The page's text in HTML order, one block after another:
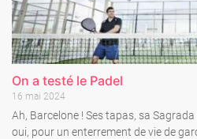
On a testé le Padel
16 mai 2024
Ah, Barcelone ! Ses tapas, sa
oui, pour un enterrement de vie de